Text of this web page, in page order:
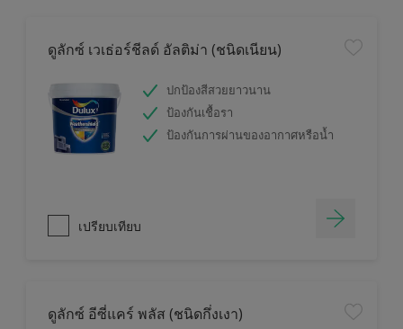
ดูลักซ์ เวเธ่อร์ชีลด์ อัลติม่า (ชนิดเนียน)
ปกป้องสีสวยยาวนาน
ป้องกันเชื้อรา
ป้องกันการผ่านของอากาศหรือน้ำ
เปรียบเทียบ
ดูลักซ์ อีซี่แคร์ พลัส (ชนิดกึ่งเงา)